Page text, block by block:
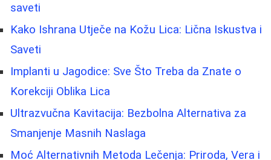
saveti
Kako Ishrana Utječe na Kožu Lica: Lična Iskustva i
Saveti
Implanti u Jagodice: Sve Što Treba da Znate o
Korekciji Oblika Lica
Ultrazvučna Kavitacija: Bezbolna Alternativa za
Smanjenje Masnih Naslaga
Moć Alternativnih Metoda Lečenja: Priroda, Vera i